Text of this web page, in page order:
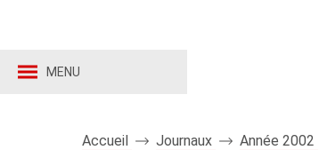
MENU
Accueil Journaux Année 2002